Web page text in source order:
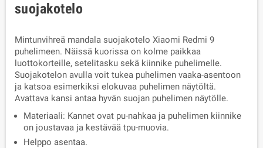
suojakotelo
Mintunvihreä mandala suojakotelo Xiaomi Redmi 9
puhelimeen. Näissä kuorissa on kolme paikkaa
luottokorteille, setelitasku sekä kiinnike puhelimelle.
Suojakotelon avulla voit tukea puhelimen vaaka-asentoon
ja katsoa esimerkiksi elokuvaa puhelimen näytöltä.
Avattava kansi antaa hyvän suojan puhelimen näytölle.
Materiaali: Kannet ovat pu-nahkaa ja puhelimen kiinnike
on joustavaa ja kestävää tpu-muovia.
Helppo asentaa.